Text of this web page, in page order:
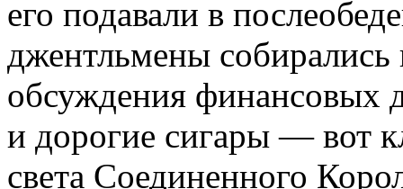
его подавали в
джентльмены собирались
обсуждения финансовых
и дорогие сигары — вот
света Соединенного